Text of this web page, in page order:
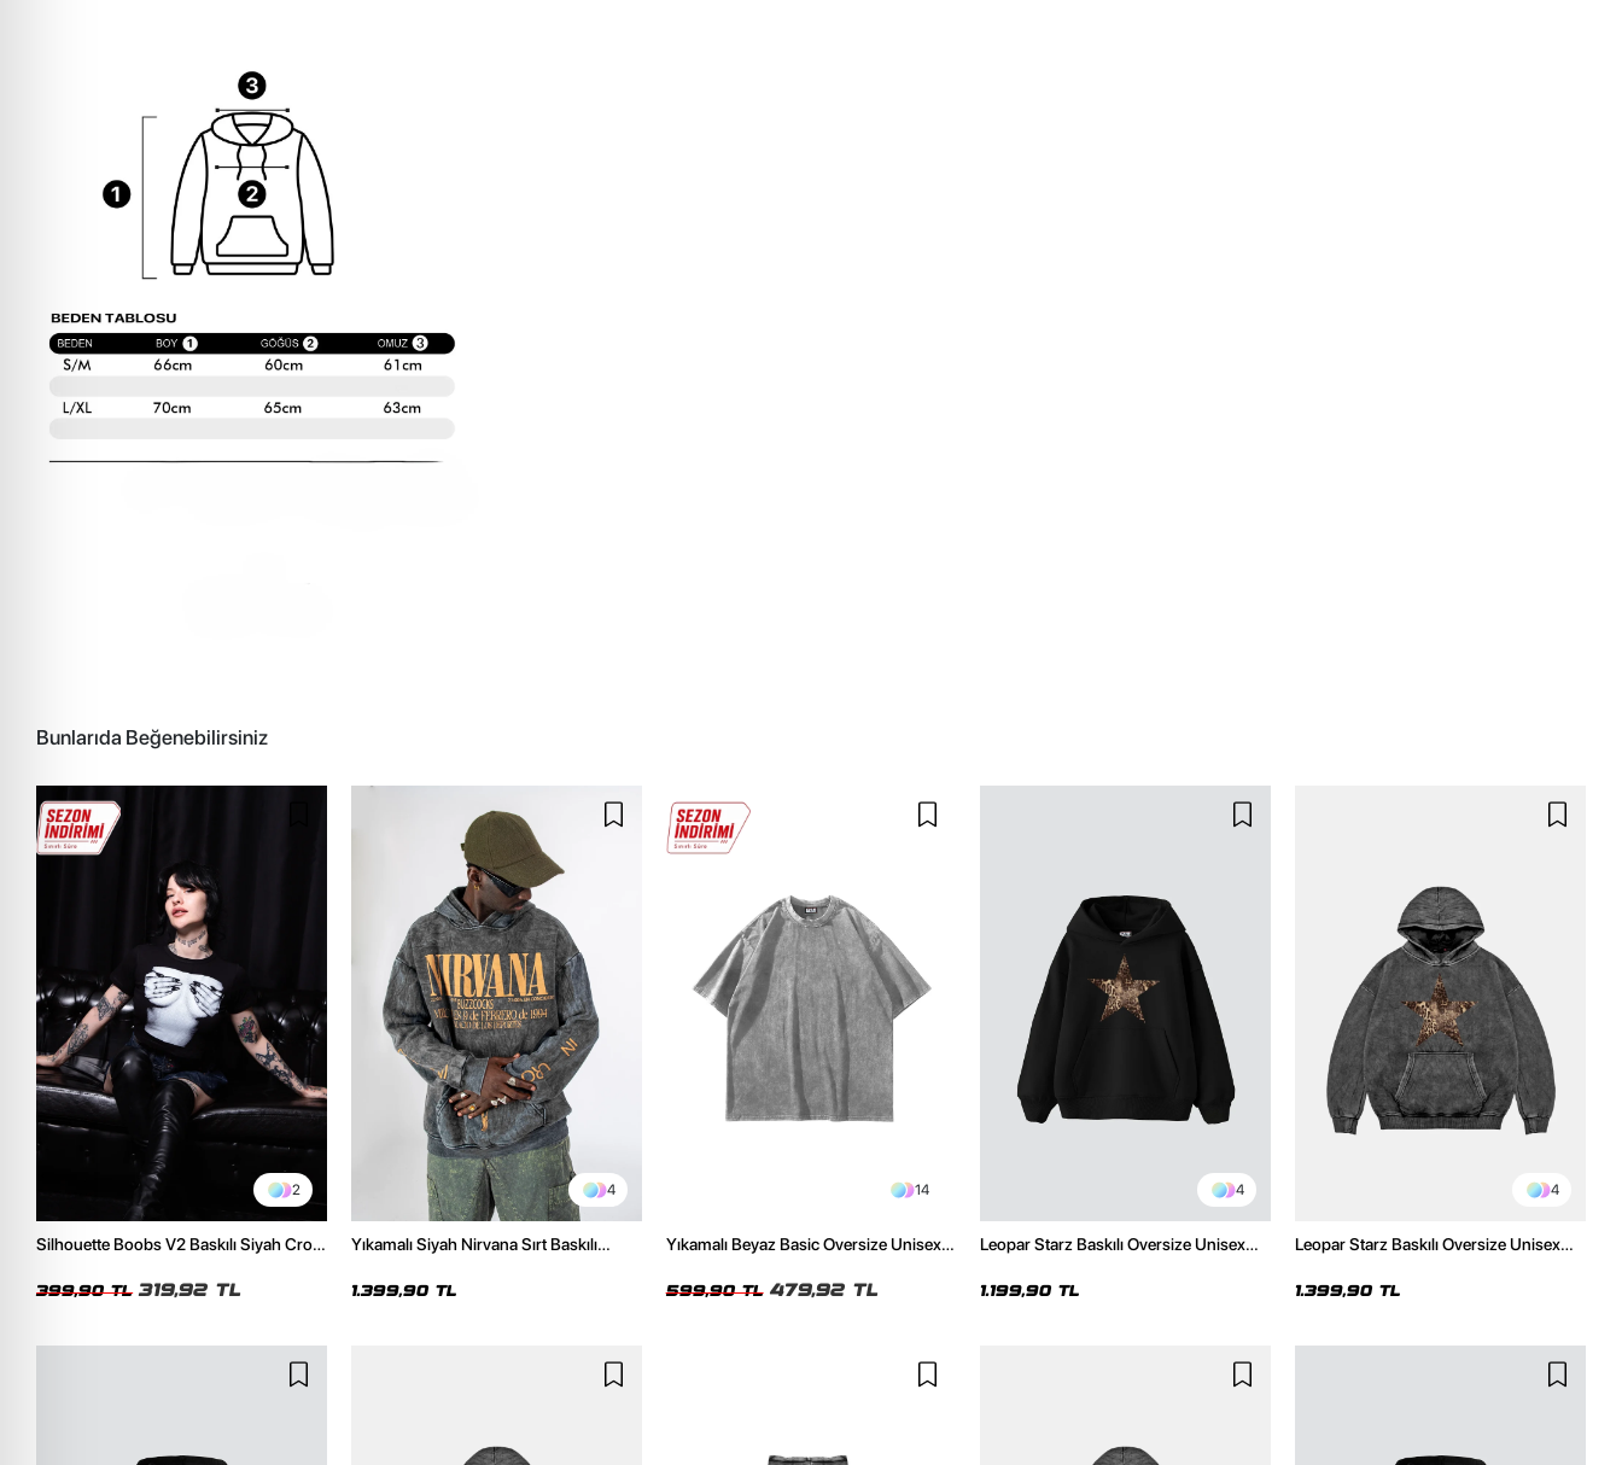
Bunlarıda Beğenebilirsiniz
2
Silhouette Boobs V2 Baskılı Siyah Crop
399,90 TL 319,92 TL
4
Yıkamalı Siyah Nirvana Sırt Baskılı
1.399,90 TL
14
Yıkamalı Beyaz Basic Oversize Unisex
599,90 TL 479,92 TL
4
Leopar Starz Baskılı Oversize Unisex
1.199,90 TL
4
Leopar Starz Baskılı Oversize Unisex
1.399,90 TL